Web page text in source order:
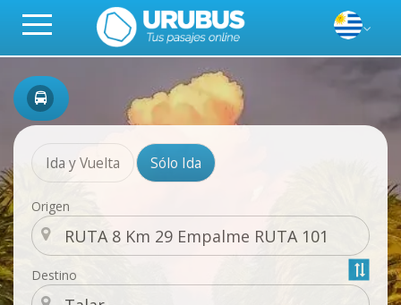
Ida y Vuelta Sólo Ida
Origen
Destino